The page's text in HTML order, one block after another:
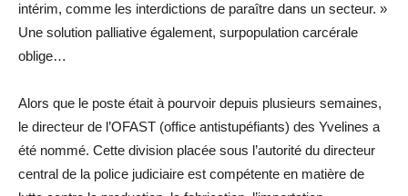
intérim, comme les interdictions de paraître dans un secteur. »
Une solution palliative également, surpopulation carcérale
oblige…
Alors que le poste était à pourvoir depuis plusieurs semaines,
le directeur de l’OFAST (office antistupéfiants) des Yvelines a
été nommé. Cette division placée sous l’autorité du directeur
central de la police judiciaire est compétente en matière de